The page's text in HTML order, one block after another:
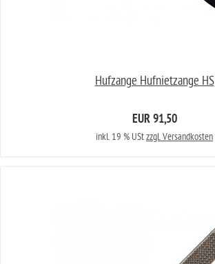
Hufzange Hufnietzange HS
EUR 91,50
inkl. 19 % UStzzgl. Versandkosten